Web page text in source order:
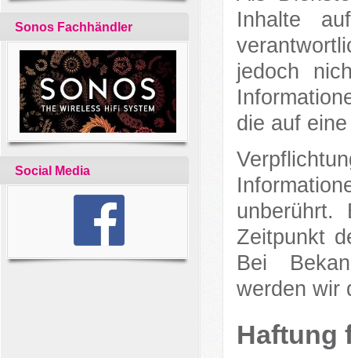
Sonos Fachhändler
Social Media
Inhalte
jedoch
die auf
unberührt.
Zeitpunkt
Bei
werden wir
Haftung